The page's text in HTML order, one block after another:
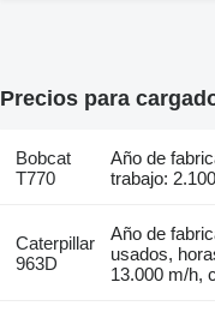
Precios para
Bobcat
T770
Año de
trabajo:
Caterpillar
963D
Año de
usados,
13.000 m/h,